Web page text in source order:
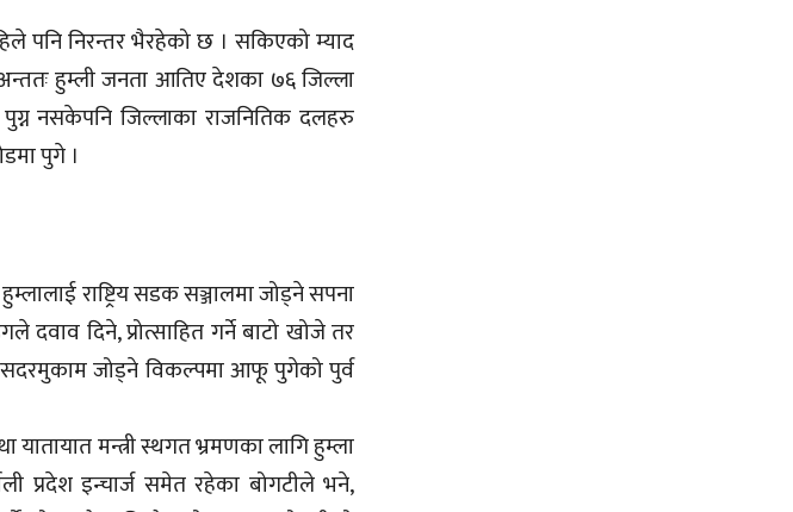
पनि निरन्तर भैरहेको छ । सकिएको म्याद
हुम्ली जनता आतिए देशका ७६ जिल्ला
नसकेपनि जिल्लाका राजनितिक दलहरु
पुगे ।
राष्ट्रिय सडक सञ्जालमा जोड्ने सपना
दिने, प्रोत्साहित गर्ने बाटो खोजे तर
जोड्ने विकल्पमा आफू पुगेको पुर्व
मन्त्री स्थगत भ्रमणका लागि हुम्ला
प्रदेश इन्चार्ज समेत रहेका बोगटीले भने,